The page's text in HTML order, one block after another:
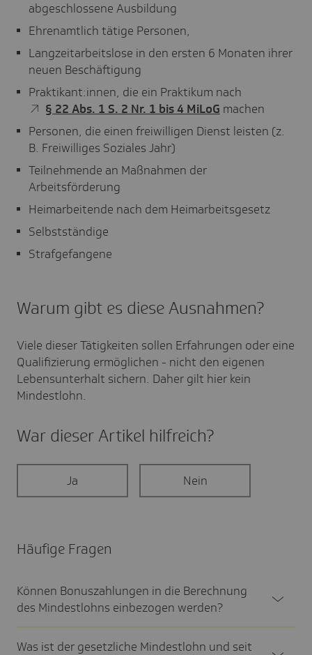
abgeschlossene Ausbildung
Ehrenamtlich tätige Personen,
Langzeitarbeitslose in den ersten 6 Monaten ihrer
neuen Beschäftigung
Praktikant:innen, die ein Praktikum nach
§ 22 Abs. 1 S. 2 Nr. 1 bis 4 MiLoG machen
Personen, die einen freiwilligen Dienst leisten (z.
B. Freiwilliges Soziales Jahr)
Teilnehmende an Maßnahmen der
Arbeitsförderung
Heimarbeitende nach dem Heimarbeitsgesetz
Selbstständige
Strafgefangene
Warum gibt es diese Ausnahmen?
Viele dieser Tätigkeiten sollen Erfahrungen oder eine
Qualifizierung ermöglichen - nicht den eigenen
Lebensunterhalt sichern. Daher gilt hier kein
Mindestlohn.
War dieser Artikel hilf­reich?
Ja Nein
Häufige Fragen
Können Bonus­zah­lungen in die Berech­nung
des Mindest­lohns einbe­zogen werden?
Was ist der gesetz­liche Mindest­lohn und seit